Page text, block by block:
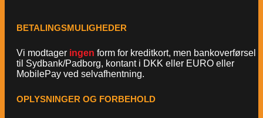
BETALINGSMULIGHEDER
Vi modtager ingen form for kreditkort, men bankoverførsel
til Sydbank/Padborg, kontant i DKK eller EURO eller
MobilePay ved selvafhentning.
OPLYSNINGER OG FORBEHOLD